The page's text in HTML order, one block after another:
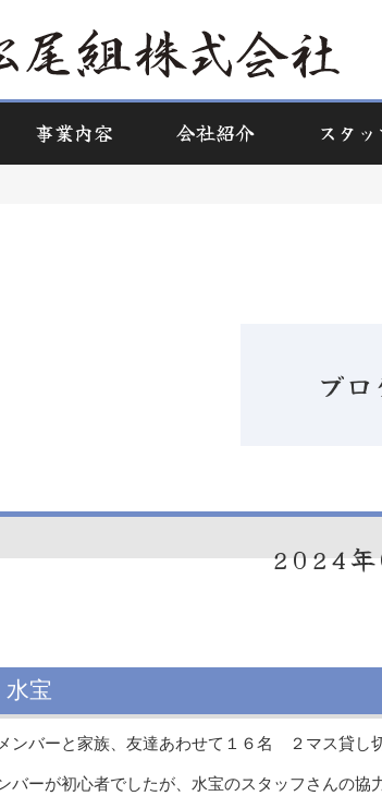
事業内容 会社紹介 スタ
ブロ
2024
宝
ンバーと家族、友達あわせて１６名 ２マス貸し
バーが初心者でしたが、水宝のスタッフさんの